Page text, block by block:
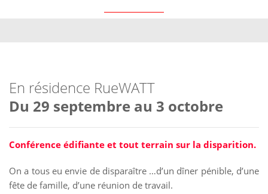
En résidence RueWATT
Du 29 septembre au 3 octobre
Conférence édifiante et tout terrain sur la disparition.
On a tous eu envie de disparaître …d’un dîner pénible, d’une
fête de famille, d’une réunion de travail.